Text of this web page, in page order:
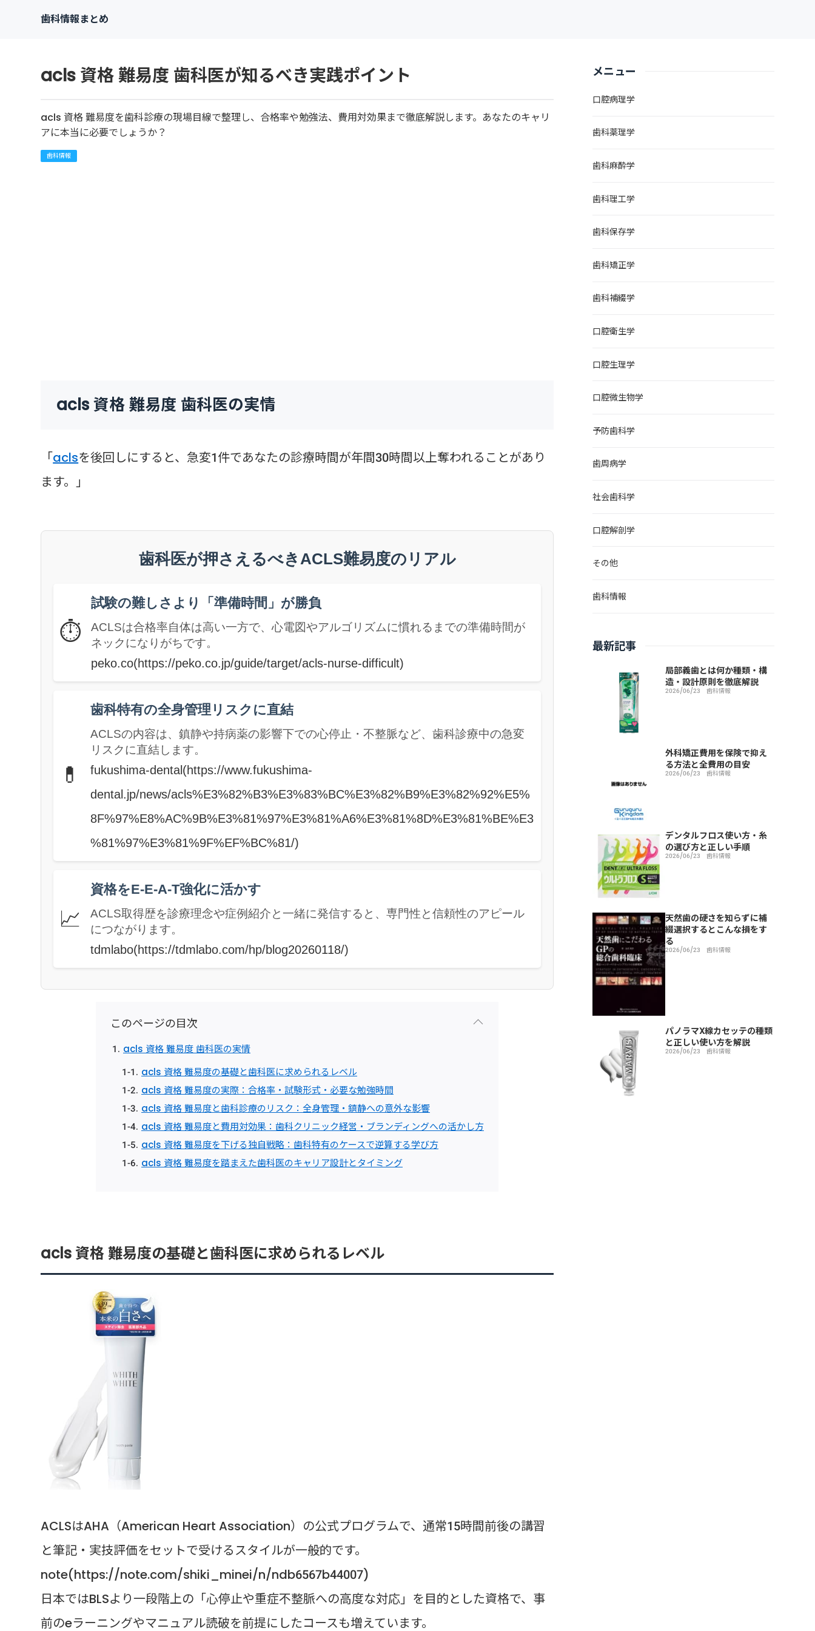
歯科情報まとめ
acls 資格 難易度 歯科医が知るべき実践ポイント
acls 資格 難易度を歯科診療の現場目線で整理し、合格率や勉強法、費用対効果まで徹底解説します。あなたのキャリ
アに本当に必要でしょうか？
歯科情報
acls 資格 難易度 歯科医の実情
「aclsを後回しにすると、急変1件であなたの診療時間が年間30時間以上奪われることがあり
ます。」
歯科医が押さえるべきACLS難易度のリアル
⏱️
試験の難しさより「準備時間」が勝負
ACLSは合格率自体は高い一方で、心電図やアルゴリズムに慣れるまでの準備時間が
ネックになりがちです。
peko.co(https://peko.co.jp/guide/target/acls-nurse-difficult)
💊
歯科特有の全身管理リスクに直結
ACLSの内容は、鎮静や持病薬の影響下での心停止・不整脈など、歯科診療中の急変
リスクに直結します。
fukushima-dental(https://www.fukushima-
dental.jp/news/acls%E3%82%B3%E3%83%BC%E3%82%B9%E3%82%92%E5%
8F%97%E8%AC%9B%E3%81%97%E3%81%A6%E3%81%8D%E3%81%BE%E3
%81%97%E3%81%9F%EF%BC%81/)
📈
資格をE-E-A-T強化に活かす
ACLS取得歴を診療理念や症例紹介と一緒に発信すると、専門性と信頼性のアピール
につながります。
tdmlabo(https://tdmlabo.com/hp/blog20260118/)
このページの目次
acls 資格 難易度 歯科医の実情
acls 資格 難易度の基礎と歯科医に求められるレベル
acls 資格 難易度の実際：合格率・試験形式・必要な勉強時間
acls 資格 難易度と歯科診療のリスク：全身管理・鎮静への意外な影響
acls 資格 難易度と費用対効果：歯科クリニック経営・ブランディングへの活かし方
acls 資格 難易度を下げる独自戦略：歯科特有のケースで逆算する学び方
acls 資格 難易度を踏まえた歯科医のキャリア設計とタイミング
acls 資格 難易度の基礎と歯科医に求められるレベル
ACLSはAHA（American Heart Association）の公式プログラムで、通常15時間前後の講習
と筆記・実技評価をセットで受けるスタイルが一般的です。
note(https://note.com/shiki_minei/n/ndb6567b44007)
日本ではBLSより一段階上の「心停止や重症不整脈への高度な対応」を目的とした資格で、事
前のeラーニングやマニュアル読破を前提にしたコースも増えています。
メニュー
口腔病理学
歯科薬理学
歯科麻酔学
歯科理工学
歯科保存学
歯科矯正学
歯科補綴学
口腔衛生学
口腔生理学
口腔微生物学
予防歯科学
歯周病学
社会歯科学
口腔解剖学
その他
歯科情報
最新記事
局部義歯とは何か種類・構
造・設計原則を徹底解説
2026/06/23 歯科情報
外科矯正費用を保険で抑え
る方法と全費用の目安
2026/06/23 歯科情報
デンタルフロス使い方・糸
の選び方と正しい手順
2026/06/23 歯科情報
天然歯の硬さを知らずに補
綴選択するとこんな損をす
る
2026/06/23 歯科情報
パノラマX線カセッテの種類
と正しい使い方を解説
2026/06/23 歯科情報